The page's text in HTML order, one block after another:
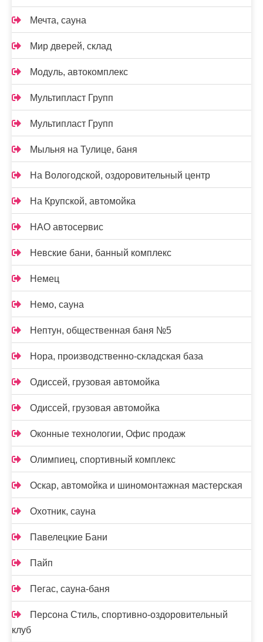
Мечта, сауна
Мир дверей, склад
Модуль, автокомплекс
Мультипласт Групп
Мультипласт Групп
Мыльня на Тулице, баня
На Вологодской, оздоровительный центр
На Крупской, автомойка
НАО автосервис
Невские бани, банный комплекс
Немец
Немо, сауна
Нептун, общественная баня №5
Нора, производственно-складская база
Одиссей, грузовая автомойка
Одиссей, грузовая автомойка
Оконные технологии, Офис продаж
Олимпиец, спортивный комплекс
Оскар, автомойка и шиномонтажная мастерская
Охотник, сауна
Павелецкие Бани
Пайп
Пегас, сауна-баня
Персона Стиль, спортивно-оздоровительный
клуб